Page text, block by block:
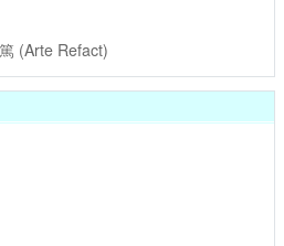
(Arte Refact)